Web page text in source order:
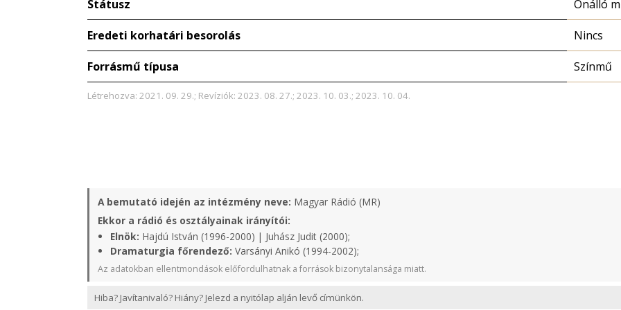
Státusz Önálló
Eredeti korhatári besorolás Nincs
Forrásmű típusa Színmű
Létrehozva: 2021. 09. 29.; Revíziók: 2023. 08. 27.; 2023. 10. 03.; 2023. 10. 04.
A bemutató idején az intézmény neve: Magyar Rádió (MR)
Ekkor a rádió és osztályainak irányítói:
Elnök: Hajdú István (1996-2000) | Juhász Judit (2000);
Dramaturgia főrendező: Varsányi Anikó (1994-2002);
Az adatokban ellentmondások előfordulhatnak a források bizonytalansága miatt.
Hiba? Javítanivaló? Hiány? Jelezd a nyitólap alján levő címünkön.